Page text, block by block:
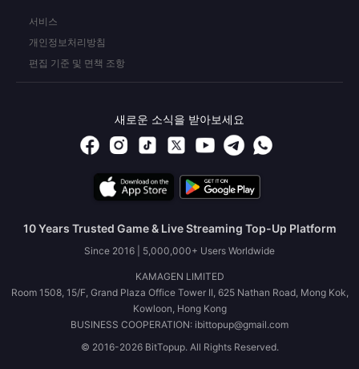
서비스
개인정보처리방침
편집 기준 및 면책 조항
새로운 소식을 받아보세요
10 Years Trusted Game & Live Streaming Top-Up Platform
Since 2016 | 5,000,000+ Users Worldwide
KAMAGEN LIMITED
Room 1508, 15/F, Grand Plaza Office Tower II, 625 Nathan Road, Mong Kok,
Kowloon, Hong Kong
BUSINESS COOPERATION: ibittopup@gmail.com
© 2016-2026 BitTopup. All Rights Reserved.